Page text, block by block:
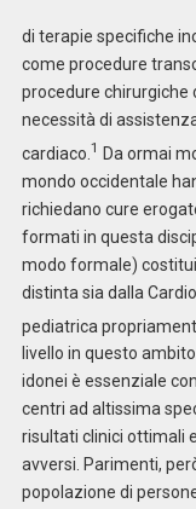
di terapie specifiche
come procedure
procedure chirurgiche
necessità di
cardiaco. 1 Da ormai
mondo occidentale
richiedano cure
formati in questa
modo formale)
distinta sia dalla
pediatrica
livello in questo
idonei è essenziale
centri ad altissima
risultati clinici ottimali
avversi. Parimenti,
popolazione di